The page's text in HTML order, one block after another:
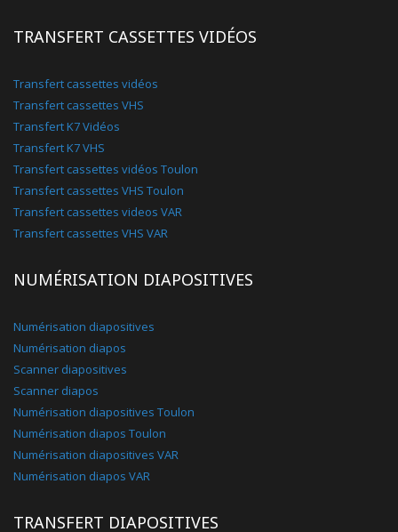
TRANSFERT CASSETTES VIDÉOS
Transfert cassettes vidéos
Transfert cassettes VHS
Transfert K7 Vidéos
Transfert K7 VHS
Transfert cassettes vidéos Toulon
Transfert cassettes VHS Toulon
Transfert cassettes videos VAR
Transfert cassettes VHS VAR
NUMÉRISATION DIAPOSITIVES
Numérisation diapositives
Numérisation diapos
Scanner diapositives
Scanner diapos
Numérisation diapositives Toulon
Numérisation diapos Toulon
Numérisation diapositives VAR
Numérisation diapos VAR
TRANSFERT DIAPOSITIVES